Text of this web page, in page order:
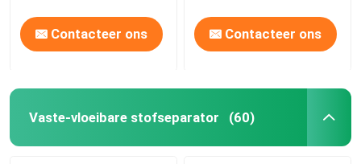
Contacteer ons Contacteer ons
Vaste-vloeibare stofseparator (60)